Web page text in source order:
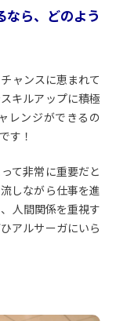
なら、どのよう
ャンスに恵まれて
キルアップに積極
レンジができるの
す！
て非常に重要だと
しながら仕事を進
人間関係を重視す
アルサーガにいら